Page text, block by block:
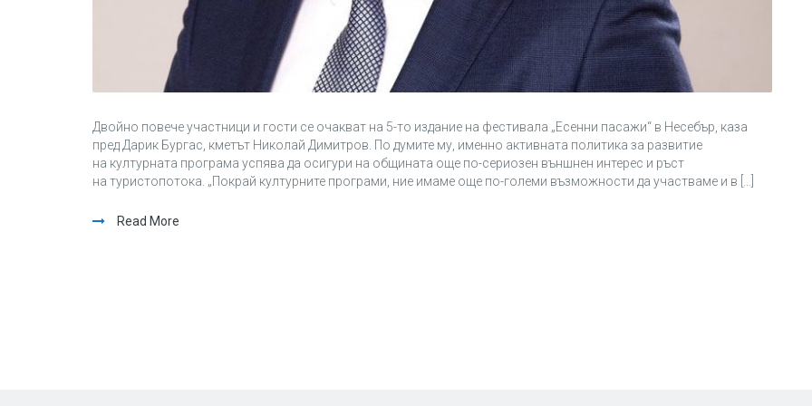
Двойно повече участници и гости се очакват на 5-то издание на фестивала „Есенни пасажи“ в Несебър, каза
пред Дарик Бургас, кметът Николай Димитров. По думите му, именно активната политика за развитие
на културната програма успява да осигури на общината още по-сериозен външнен интерес и ръст
на туристопотока. „Покрай културните програми, ние имаме още по-големи възможности да участваме и в […]
Read More